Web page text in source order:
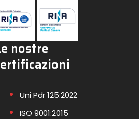
nostre
Uni Pdr 125:2022
ISO 9001:2015